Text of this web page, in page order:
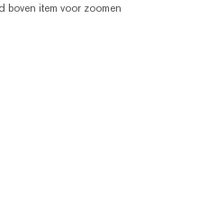
boven item voor zoomen